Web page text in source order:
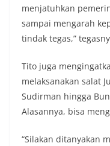
menjatuhkan
sampai mengarah
tindak tegas,”
Tito juga
melaksanakan salat
Sudirman hingga
Alasannya, bisa
“Silakan ditanyakan